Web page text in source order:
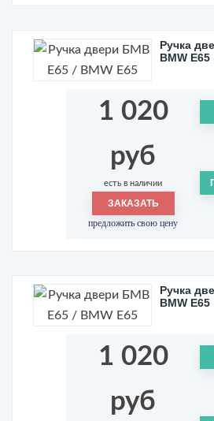
Ручка
BMW E65
1 020
руб
есть в наличии
ЗАКАЗАТЬ
предложить свою цену
Ручка
BMW E65
1 020
руб